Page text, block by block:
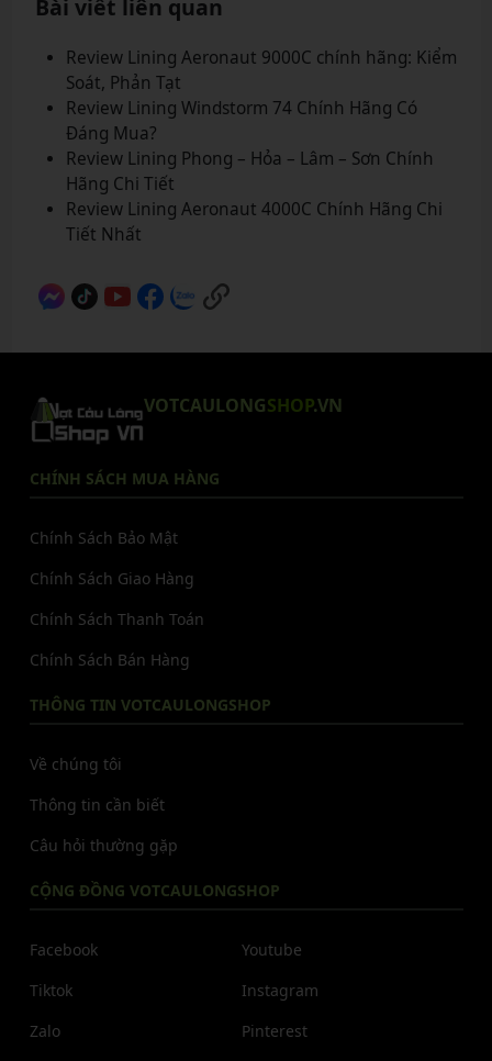
Bài viết liên quan
Review Lining Aeronaut 9000C chính hãng: Kiểm
Soát, Phản Tạt
Review Lining Windstorm 74 Chính Hãng Có
Đáng Mua?
Review Lining Phong – Hỏa – Lâm – Sơn Chính
Hãng Chi Tiết
Review Lining Aeronaut 4000C Chính Hãng Chi
Tiết Nhất
VOTCAULONGSHOP.VN
CHÍNH SÁCH MUA HÀNG
Chính Sách Bảo Mật
Chính Sách Giao Hàng
Chính Sách Thanh Toán
Chính Sách Bán Hàng
THÔNG TIN VOTCAULONGSHOP
Về chúng tôi
Thông tin cần biết
Câu hỏi thường gặp
CỘNG ĐỒNG VOTCAULONGSHOP
Facebook
Tiktok
Zalo
Youtube
Instagram
Pinterest